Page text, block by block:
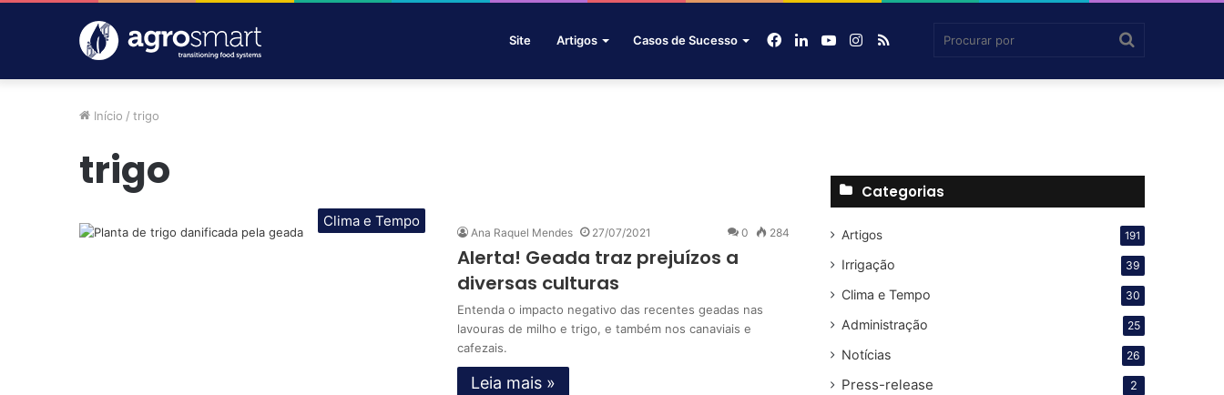
Site Artigos Casos de Sucesso Agrosmart
RSS
Instagram
YouTube
Linkedin
Facebook
Início / trigo
trigo
Clima e Tempo
Ana Raquel Mendes 27/07/2021 0 284
Alerta! Geada traz prejuízos a
diversas culturas
Entenda o impacto negativo das recentes geadas nas
lavouras de milho e trigo, e também nos canaviais e
cafezais.
Leia mais »
Categorias
Artigos 191
Irrigação 39
Clima e Tempo 30
Administração 25
Notícias 26
Press-release 2